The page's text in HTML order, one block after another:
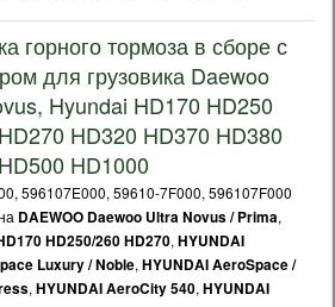
горного тормоза в сборе с
для грузовика Daewoo
Hyundai HD170 HD250
HD320 HD370 HD380
HD1000
596107E000, 59610-7F000, 596107F000
DAEWOO Daewoo Ultra Novus / Prima,
HD250/260 HD270, HYUNDAI
Luxury / Noble, HYUNDAI AeroSpace /
, HYUNDAI AeroCity 540, HYUNDAI